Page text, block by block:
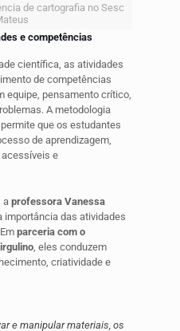
de cartografia no Sesc
e competências
científica, as atividades
de competências
equipe, pensamento crítico,
A metodologia
que os estudantes
de aprendizagem,
e
, a professora Vanessa
importância das atividades
parceria com o
, eles conduzem
criatividade e
e manipular materiais, os